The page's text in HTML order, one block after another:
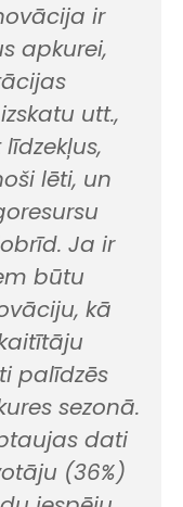
ir
apkurei,
utt.,
lēti, un
Ja ir
būtu
kā
palīdzēs
sezonā.
dati
(36%)